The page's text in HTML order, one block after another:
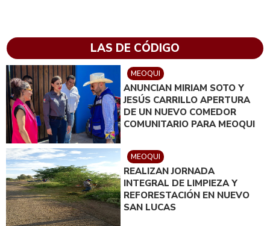
LAS DE CÓDIGO
MEOQUI
ANUNCIAN MIRIAM SOTO Y
JESÚS CARRILLO APERTURA
DE UN NUEVO COMEDOR
COMUNITARIO PARA MEOQUI
MEOQUI
REALIZAN JORNADA
INTEGRAL DE LIMPIEZA Y
REFORESTACIÓN EN NUEVO
SAN LUCAS